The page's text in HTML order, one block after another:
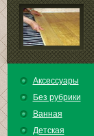
приклеенный...
Аксессуары
Без рубрики
Ванная
Детская